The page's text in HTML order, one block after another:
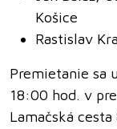
Košice
Rastislav
Premietanie sa
18:00 hod. v
Lamačská